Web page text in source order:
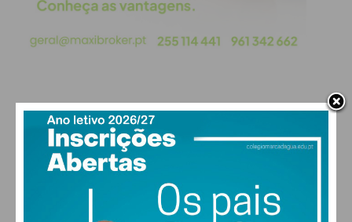
PAÇOS DE FERREIRA
28°
vento: 3m/s OSO
MAX 28 • MIN 28